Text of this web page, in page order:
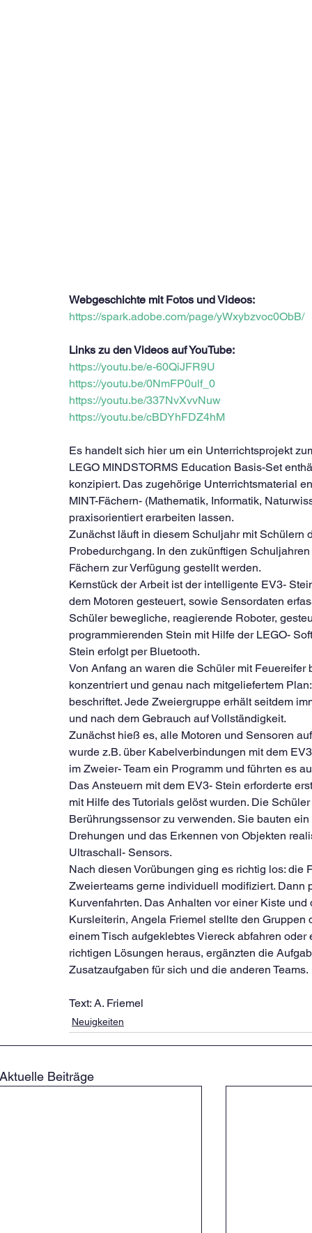
Webgeschichte mit Fotos und Videos:
https://spark.adobe.com/page/yWxybzvoc0ObB/
Links zu den Videos auf YouTube:
https://youtu.be/e-60QiJFR9U
https://youtu.be/0NmFP0ulf_0
https://youtu.be/337NvXvvNuw
https://youtu.be/cBDYhFDZ4hM
Es handelt sich hier um ein Unterrichtsprojekt
LEGO MINDSTORMS Education Basis-Set
konzipiert. Das zugehörige Unterrichtsmaterial
MINT-Fächern- (Mathematik, Informatik,
praxisorientiert erarbeiten lassen.
Zunächst läuft in diesem Schuljahr mit Schülern
Probedurchgang. In den zukünftigen
Fächern zur Verfügung gestellt werden.
Kernstück der Arbeit ist der intelligente EV3-
dem Motoren gesteuert, sowie Sensordaten
Schüler bewegliche, reagierende Roboter,
programmierenden Stein mit Hilfe der LEGO-
Stein erfolgt per Bluetooth.
Von Anfang an waren die Schüler mit
konzentriert und genau nach mitgeliefertem
beschriftet. Jede Zweiergruppe erhält seitdem
und nach dem Gebrauch auf Vollständigkeit.
Zunächst hieß es, alle Motoren und Sensoren
wurde z.B. über Kabelverbindungen mit dem
im Zweier- Team ein Programm und führten es
Das Ansteuern mit dem EV3- Stein erforderte
mit Hilfe des Tutorials gelöst wurden. Die
Berührungssensor zu verwenden. Sie bauten
Drehungen und das Erkennen von Objekten
Ultraschall- Sensors.
Nach diesen Vorübungen ging es richtig los:
Zweierteams gerne individuell modifiziert.
Kurvenfahrten. Das Anhalten vor einer Kiste
Kursleiterin, Angela Friemel stellte den
einem Tisch aufgeklebtes Viereck abfahren
richtigen Lösungen heraus, ergänzten die
Zusatzaufgaben für sich und die anderen Teams.
Text: A. Friemel
Neuigkeiten
Aktuelle Beiträge